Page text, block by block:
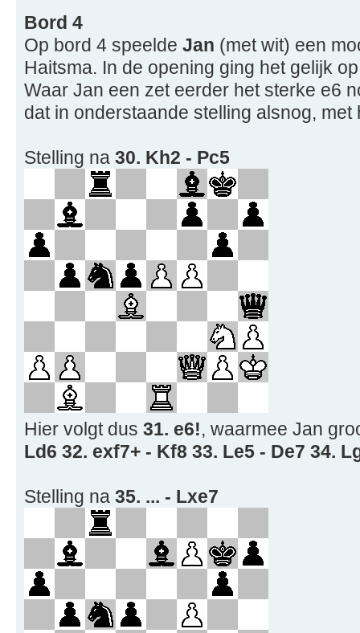
Bord 4
Op bord 4 speelde Jan (met wit) een
Haitsma. In de opening ging het gelijk
Waar Jan een zet eerder het sterke e6
dat in onderstaande stelling alsnog, met
Stelling na 30. Kh2 - Pc5
Hier volgt dus 31. e6!, waarmee Jan
Ld6 32. exf7+ - Kf8 33. Le5 - De7 34.
Stelling na 35. ... - Lxe7